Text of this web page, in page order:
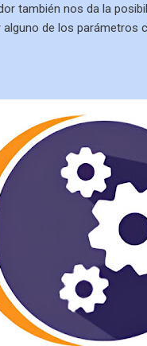
también nos da la
de los parámetros